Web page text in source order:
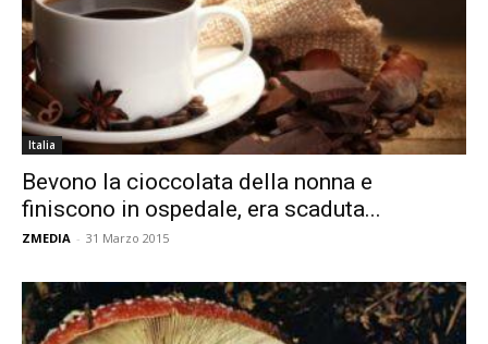
Italia
Bevono la cioccolata della nonna e
finiscono in ospedale, era scaduta...
ZMEDIA - 31 Marzo 2015